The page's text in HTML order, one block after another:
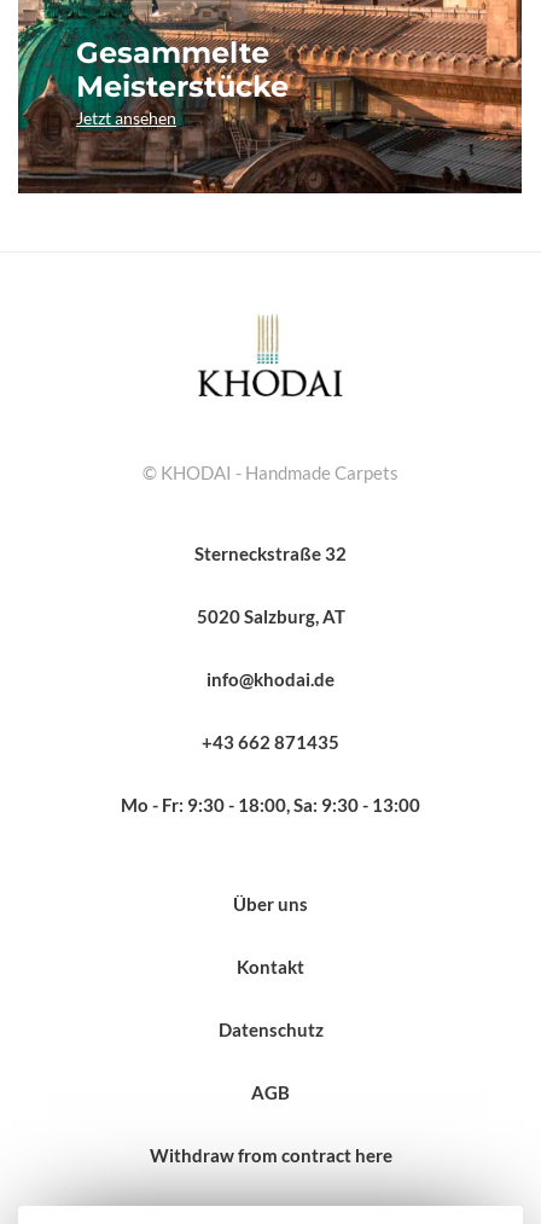
Gesammelte
Meisterstücke
Jetzt ansehen
© KHODAI - Handmade Carpets
Sterneckstraße 32
5020 Salzburg, AT
info@khodai.de
+43 662 871435
Mo - Fr: 9:30 - 18:00, Sa: 9:30 - 13:00
Über uns
Kontakt
Datenschutz
AGB
Withdraw from contract here